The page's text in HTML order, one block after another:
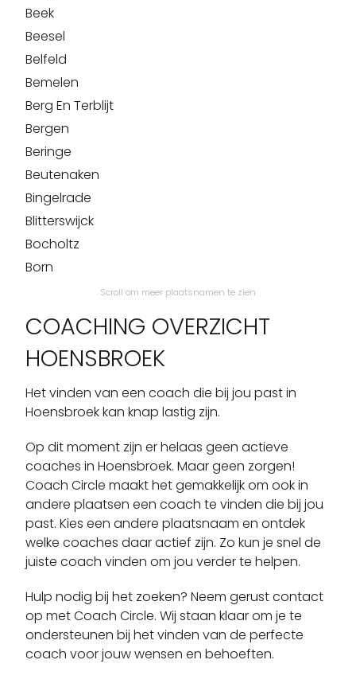
Beek
Beesel
Belfeld
Bemelen
Berg En Terblijt
Bergen
Beringe
Beutenaken
Bingelrade
Blitterswijck
Bocholtz
Born
Brunssum
Buchten
Bunde
Castenray
Doenrade
Echt
Echt-susteren
Eckelrade
Egchel
Eijsden
Einighausen
Elkenrade
Ell
Scroll om meer plaatsnamen te zien
COACHING OVERZICHT
HOENSBROEK
Het vinden van een coach die bij jou past in
Hoensbroek kan knap lastig zijn.
Op dit moment zijn er helaas geen actieve
coaches in Hoensbroek. Maar geen zorgen!
Coach Circle maakt het gemakkelijk om ook in
andere plaatsen een coach te vinden die bij jou
past. Kies een andere plaatsnaam en ontdek
welke coaches daar actief zijn. Zo kun je snel de
juiste coach vinden om jou verder te helpen.
Hulp nodig bij het zoeken? Neem gerust contact
op met Coach Circle. Wij staan klaar om je te
ondersteunen bij het vinden van de perfecte
coach voor jouw wensen en behoeften.